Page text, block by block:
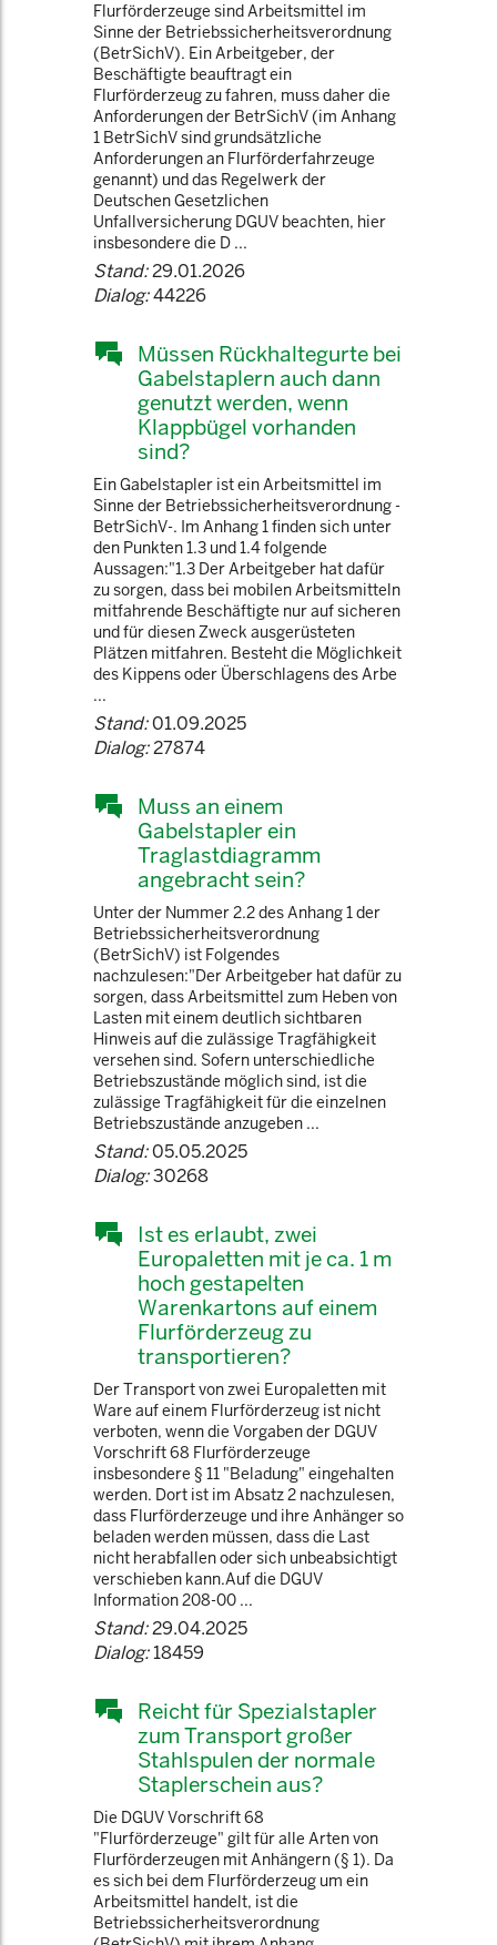
Flurförderzeuge sind Arbeitsmittel im
Sinne der Betriebssicherheitsverordnung
(BetrSichV). Ein Arbeitgeber, der
Beschäftigte beauftragt ein
Flurförderzeug zu fahren, muss daher die
Anforderungen der BetrSichV (im Anhang
1 BetrSichV sind grundsätzliche
Anforderungen an Flurförderfahrzeuge
genannt) und das Regelwerk der
Deutschen Gesetzlichen
Unfallversicherung DGUV beachten, hier
insbesondere die D ...
Stand:29.01.2026
Dialog:44226
Müssen Rückhaltegurte bei
Gabelstaplern auch dann
genutzt werden, wenn
Klappbügel vorhanden
sind?
Ein Gabelstapler ist ein Arbeitsmittel im
Sinne der Betriebssicherheitsverordnung -
BetrSichV-. Im Anhang 1 finden sich unter
den Punkten 1.3 und 1.4 folgende
Aussagen:"1.3 Der Arbeitgeber hat dafür
zu sorgen, dass bei mobilen Arbeitsmitteln
mitfahrende Beschäftigte nur auf sicheren
und für diesen Zweck ausgerüsteten
Plätzen mitfahren. Besteht die Möglichkeit
des Kippens oder Überschlagens des Arbe
...
Stand:01.09.2025
Dialog:27874
Muss an einem
Gabelstapler ein
Traglastdiagramm
angebracht sein?
Unter der Nummer 2.2 des Anhang 1 der
Betriebssicherheitsverordnung
(BetrSichV) ist Folgendes
nachzulesen:"Der Arbeitgeber hat dafür zu
sorgen, dass Arbeitsmittel zum Heben von
Lasten mit einem deutlich sichtbaren
Hinweis auf die zulässige Tragfähigkeit
versehen sind. Sofern unterschiedliche
Betriebszustände möglich sind, ist die
zulässige Tragfähigkeit für die einzelnen
Betriebszustände anzugeben ...
Stand:05.05.2025
Dialog:30268
Ist es erlaubt, zwei
Europaletten mit je ca. 1 m
hoch gestapelten
Warenkartons auf einem
Flurförderzeug zu
transportieren?
Der Transport von zwei Europaletten mit
Ware auf einem Flurförderzeug ist nicht
verboten, wenn die Vorgaben der DGUV
Vorschrift 68 Flurförderzeuge
insbesondere § 11 "Beladung" eingehalten
werden. Dort ist im Absatz 2 nachzulesen,
dass Flurförderzeuge und ihre Anhänger so
beladen werden müssen, dass die Last
nicht herabfallen oder sich unbeabsichtigt
verschieben kann.Auf die DGUV
Information 208-00 ...
Stand:29.04.2025
Dialog:18459
Reicht für Spezialstapler
zum Transport großer
Stahlspulen der normale
Staplerschein aus?
Die DGUV Vorschrift 68
"Flurförderzeuge" gilt für alle Arten von
Flurförderzeugen mit Anhängern (§ 1). Da
es sich bei dem Flurförderzeug um ein
Arbeitsmittel handelt, ist die
Betriebssicherheitsverordnung